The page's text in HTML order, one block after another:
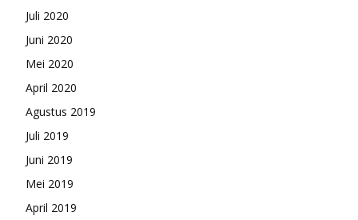
Juli 2020
Juni 2020
Mei 2020
April 2020
Agustus 2019
Juli 2019
Juni 2019
Mei 2019
April 2019